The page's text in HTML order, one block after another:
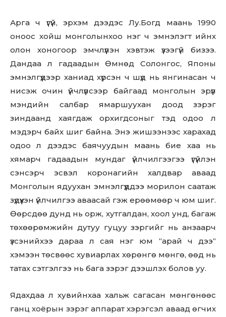
Арга ч үгүй, эрхэм дээдэс Лу.Богд маань 1990
оноос хойш монголынхоо нэг ч эмнэлэгт ийнхүү
олон хоногоор эмчлүүлэн хэвтэж үзээгүй бизээ.
Дандаа л гадаадын Өмнөд Солонгос, Японы
эмнэлгүүдээр ханиад хүрсэн ч шүд нь янгинасан ч
нисэж очин үйчлүүлсээр байгаад монголын эрүүл
мэндийн салбар ямаршуухан доод зэрэг
зиндаанд хаягдаж орхигдсоныг тэд одоо л
мэдэрч байх шиг байна. Энэ жишээнээс харахад
одоо л дээдэс баячуудын маань бие хаа нь
хямарч гадаадын мундаг үйлчилгээгээ үгүйлэн
сэнсэрч эсвэл коронагийн халдвар аваад
Монголын ядуухан эмнэлгүүддээ морилон саатаж
зүдүүхэн үйлчилгээ аваасай гэж ерөөмөөр ч юм шиг.
Өөрсдөө дунд нь орж, хутгалдан, хоол унд, багаж
төхөөрөмжийн дутуу гуцуу зэргийг нь анзаарч
үзсэнийхээ дараа л сая нэг юм “арай ч дээ“
хэмээн төсвөөс хувиарлах хөрөнгө мөнгө, өөд нь
татах сэтгэлгээ нь бага зэрэг дээшлэх болов уу.
Ядахдаа л хувийнхаа хальж сагасан мөнгөнөөс
ганц хоёрын зэрэг аппарат хэрэгсэл аваад өгчих